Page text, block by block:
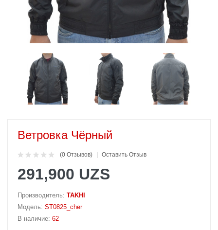
Ветровка Чёрный
(0 Отзывов) Оставить Отзыв
291,900 UZS
Производитель: TAKHI
Модель: ST0825_cher
В наличие: 62